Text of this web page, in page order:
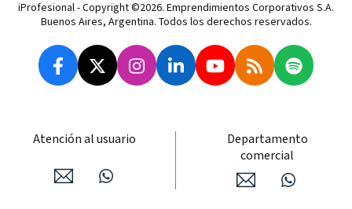
iProfesional - Copyright ©2026. Emprendimientos Corporativos S.A.
Buenos Aires, Argentina. Todos los derechos reservados.
Atención al usuario
Departamento
comercial